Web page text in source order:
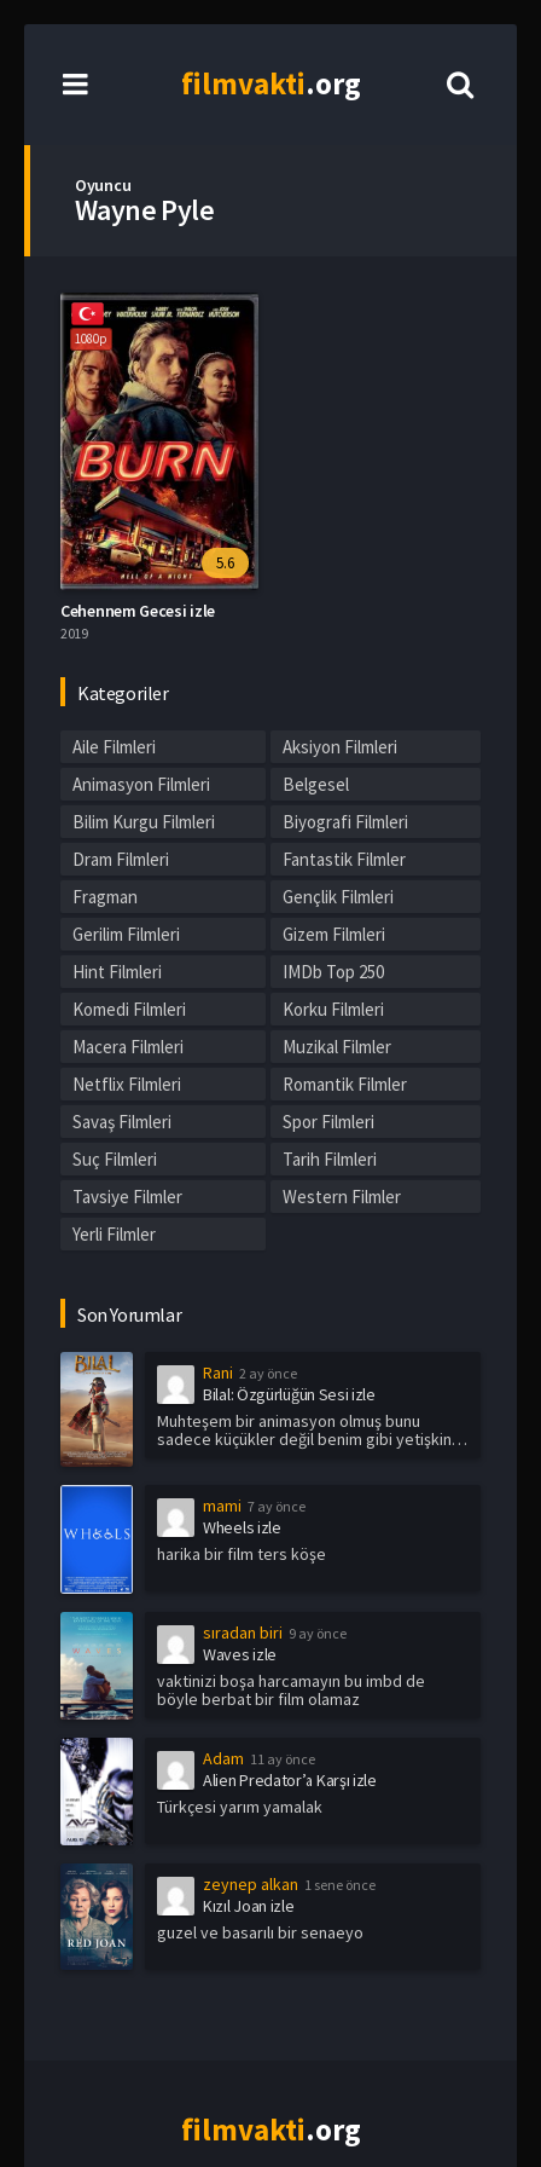
filmvakti.org
Oyuncu
Wayne Pyle
1080p
5.6
Cehennem Gecesi izle
2019
Kategoriler
Aile Filmleri
Aksiyon Filmleri
Animasyon Filmleri
Belgesel
Bilim Kurgu Filmleri
Biyografi Filmleri
Dram Filmleri
Fantastik Filmler
Fragman
Gençlik Filmleri
Gerilim Filmleri
Gizem Filmleri
Hint Filmleri
IMDb Top 250
Komedi Filmleri
Korku Filmleri
Macera Filmleri
Muzikal Filmler
Netflix Filmleri
Romantik Filmler
Savaş Filmleri
Spor Filmleri
Suç Filmleri
Tarih Filmleri
Tavsiye Filmler
Western Filmler
Yerli Filmler
Son Yorumlar
Rani 2 ay önce
Bilal: Özgürlüğün Sesi izle
Muhteşem bir animasyon olmuş bunu
sadece küçükler değil benim gibi yetişkin
mami 7 ay önce
Wheels izle
harika bir film ters köşe
sıradan biri 9 ay önce
Waves izle
vaktinizi boşa harcamayın bu imbd de
böyle berbat bir film olamaz
Adam 11 ay önce
Alien Predator’a Karşı izle
Türkçesi yarım yamalak
zeynep alkan 1 sene önce
Kızıl Joan izle
guzel ve basarılı bir senaeyo
filmvakti.org